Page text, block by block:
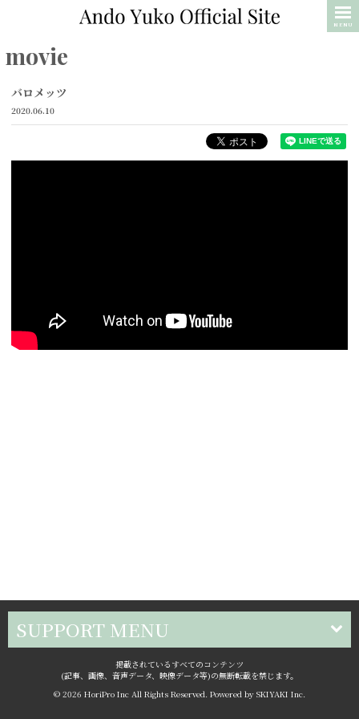
MENU
movie
バロメッツ
2020.06.10
SUPPORT MENU
掲載されているすべてのコンテンツ
(記事、画像、音声データ、映像データ等)の無断転載を禁じます。
© 2026 HoriPro Inc All Rights Reserved. Powered by SKIYAKI Inc.